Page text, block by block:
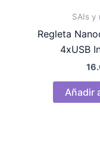
SAIs y
Regleta
4xUSB
Añadir